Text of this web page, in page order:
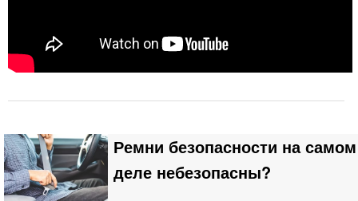
Ремни безопасности на самом
деле небезопасны?